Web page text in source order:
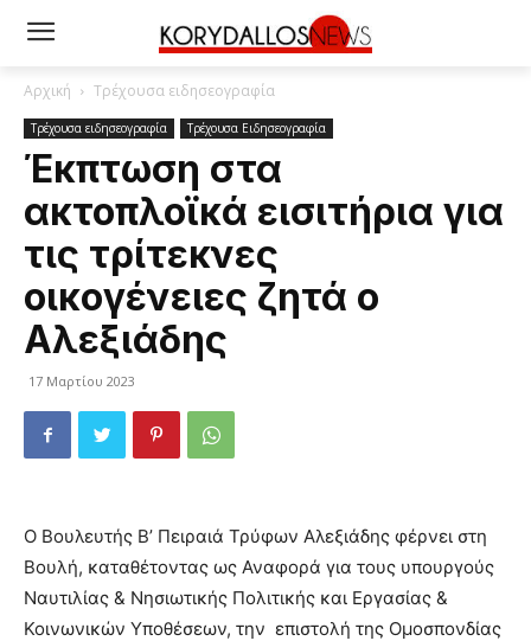
Αρχική Τρέχουσα ειδησεογραφία
Τρέχουσα ειδησεογραφία Τρέχουσα Ειδησεογραφία
Έκπτωση στα
ακτοπλοϊκά εισιτήρια για
τις τρίτεκνες
οικογένειες ζητά ο
Αλεξιάδης
17 Μαρτίου 2023
Ο Βουλευτής Β’ Πειραιά Τρύφων Αλεξιάδης φέρνει στη
Βουλή, καταθέτοντας ως Αναφορά για τους υπουργούς
Ναυτιλίας & Νησιωτικής Πολιτικής και Εργασίας &
Κοινωνικών Υποθέσεων, την επιστολή της Ομοσπονδίας